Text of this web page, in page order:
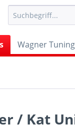
Wagner Tuning
/ Kat